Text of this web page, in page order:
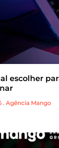
escolher
. Agência Mango